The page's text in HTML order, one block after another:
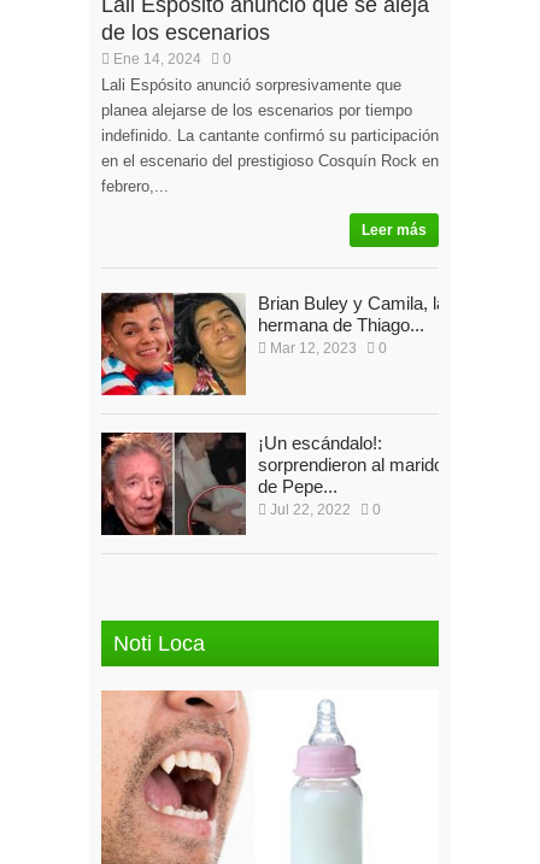
Lali Espósito anunció que se aleja
de los escenarios
Ene 14, 2024 0
Lali Espósito anunció sorpresivamente que
planea alejarse de los escenarios por tiempo
indefinido. La cantante confirmó su participación
en el escenario del prestigioso Cosquín Rock en
febrero,...
Leer más
Brian Buley y Camila, la
hermana de Thiago...
Mar 12, 2023 0
¡Un escándalo!:
sorprendieron al marido
de Pepe...
Jul 22, 2022 0
Noti Loca